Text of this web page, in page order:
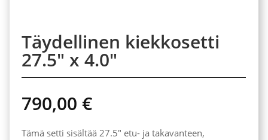
Täydellinen kiekkosetti
27.5″ x 4.0″
790,00 €
Tämä setti sisältää 27.5″ etu- ja takavanteen,